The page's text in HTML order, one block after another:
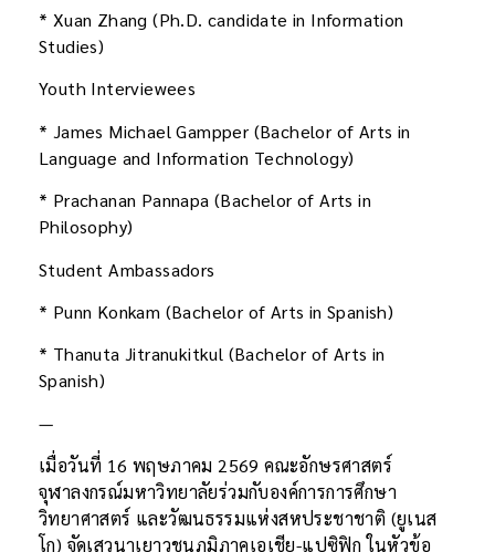
* Xuan Zhang (Ph.D. candidate in Information
Studies)
Youth Interviewees
* James Michael Gampper (Bachelor of Arts in
Language and Information Technology)
* Prachanan Pannapa (Bachelor of Arts in
Philosophy)
Student Ambassadors
* Punn Konkam (Bachelor of Arts in Spanish)
* Thanuta Jitranukitkul (Bachelor of Arts in
Spanish)
—
เมื่อวันที่ 16 พฤษภาคม 2569 คณะอักษรศาสตร์
จุฬาลงกรณ์มหาวิทยาลัยร่วมกับองค์การการศึกษา
วิทยาศาสตร์ และวัฒนธรรมแห่งสหประชาชาติ (ยูเนส
โก) จัดเสวนาเยาวชนภูมิภาคเอเชีย-แปซิฟิก ในหัวข้อ